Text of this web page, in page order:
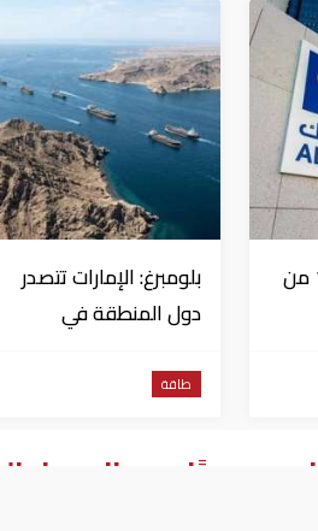
أدنوك: تعرضت 15 من
بلومبرغ: الإمارات تتصدر
دول المنطقة في
مضيق هرمز
طاقة
مجددًا بعد انحسار